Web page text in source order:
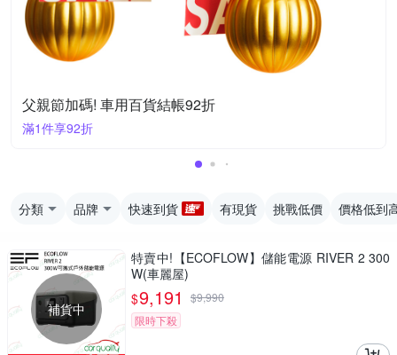
父親節加碼! 車用百貨結帳92折
滿1件享92折
分類 品牌 快速到貨 有現貨 挑戰低價 價格低到
補貨中
特賣中!【ECOFLOW】儲能電源 RIVER 2 300
W(車麗屋)
$9,191 $9,990
限時下殺